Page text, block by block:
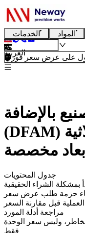
الخدمات المواد
العربية
على عرض سعر فوري
بالإضافة
(DFAM) قبل طلب قطع ثلاثية
مخصصة
جدول المحتويات
بمشكلة الشراء الحقيقية
قبل مقارنة السعر
مراجعة أدلة المورد
وليس سعر الوحدة
فقط